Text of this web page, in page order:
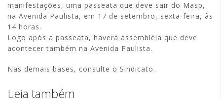
manifestações, uma passeata que deve sair do Masp,
na Avenida Paulista, em 17 de setembro, sexta-feira, às
14 horas.
Logo após a passeata, haverá assembléia que deve
acontecer também na Avenida Paulista.
Nas demais bases, consulte o Sindicato.
Leia também